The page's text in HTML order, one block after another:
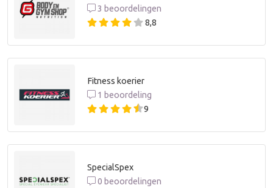
3 beoordelingen
8,8
Fitness koerier
1 beoordeling
9
SpecialSpex
0 beoordelingen